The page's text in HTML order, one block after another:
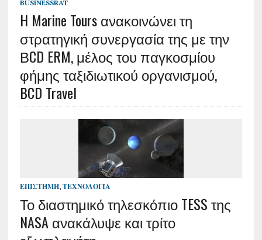
BUSINESSRAT
H Marine Tours ανακοινώνει τη
στρατηγική συνεργασία της με την
ΒCD ERM, μέλος του παγκοσμίου
φήμης ταξιδιωτικού οργανισμού,
BCD Travel
ΕΠΙΣΤΉΜΗ, ΤΕΧΝΟΛΟΓΊΑ
Το διαστημικό τηλεσκόπιο TESS της
NASA ανακάλυψε και τρίτο